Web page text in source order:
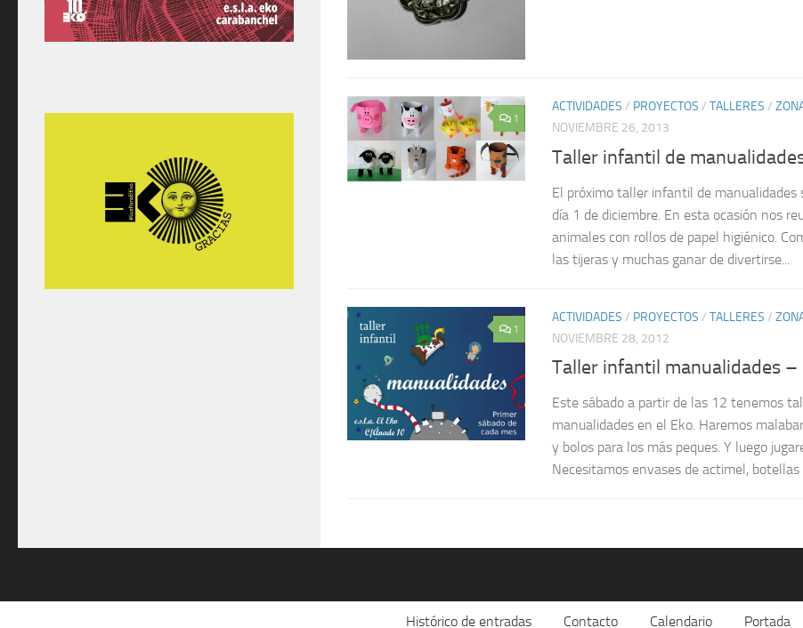
1
ACTIVIDADES / PROYECTOS / TALLERES /
NOVIEMBRE 26, 2013
Taller infantil de
El próximo taller infantil de manualidades
día 1 de diciembre. En esta ocasión nos
animales con rollos de papel higiénico.
las tijeras y muchas ganar de divertirse...
1
ACTIVIDADES / PROYECTOS / TALLERES /
NOVIEMBRE 28, 2012
Taller infantil manualidades –
Este sábado a partir de las 12 tenemos
manualidades en el Eko. Haremos
y bolos para los más peques. Y luego
Necesitamos envases de actimel, botellas
Histórico de entradas Contacto Calendario Portada